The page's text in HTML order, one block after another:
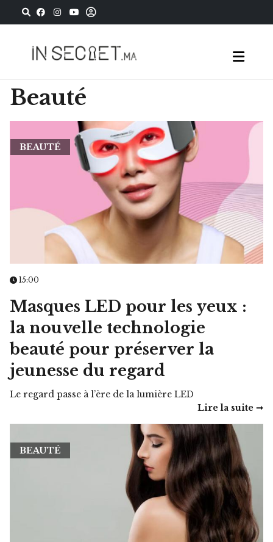
Beauté
BEAUTÉ
15:00
Masques LED pour les yeux :
la nouvelle technologie
beauté pour préserver la
jeunesse du regard
Le regard passe à l’ère de la lumière LED
Lire la suite ➞
BEAUTÉ